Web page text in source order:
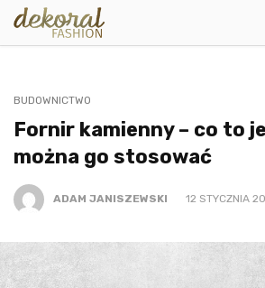
BUDOWNICTWO
Fornir kamienny – co to
można go stosować
ADAM JANISZEWSKI 12 STYCZNIA